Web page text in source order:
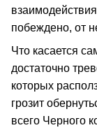
побеждено, от
Что касается
достаточно
которых
грозит
всего Черного